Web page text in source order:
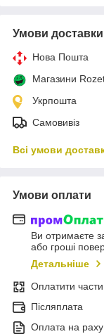
Умови доставки
Нова Пошта
Магазини
Укрпошта
Самовивіз
Всі умови
Умови оплати
Ви отримаєте
або гроші
Детальніше
Оплатити
Післяплата
Оплата на